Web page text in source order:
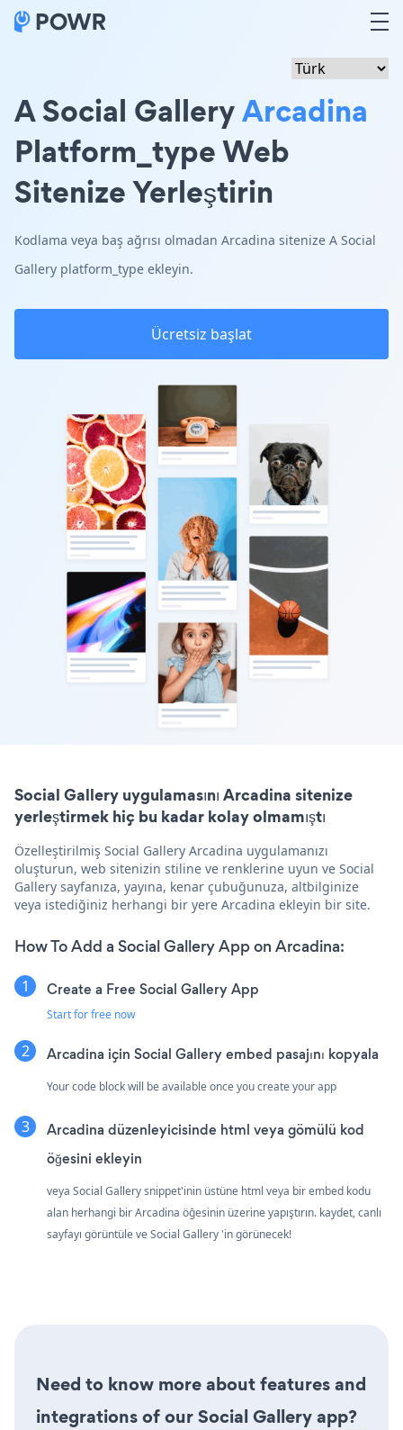
A Social GalleryArcadina
Platform_type Web
Sitenize Yerleştirin
Kodlama veya baş ağrısı olmadan Arcadina sitenize A Social
Gallery platform_type ekleyin.
Ücretsiz başlat
Social Gallery uygulamasını Arcadina sitenize
yerleştirmek hiç bu kadar kolay olmamıştı
Özelleştirilmiş Social Gallery Arcadina uygulamanızı
oluşturun, web sitenizin stiline ve renklerine uyun ve Social
Gallery sayfanıza, yayına, kenar çubuğunuza, altbilginize
veya istediğiniz herhangi bir yere Arcadina ekleyin bir site.
How To Add a Social Gallery App on Arcadina:
Create a Free Social Gallery App
Start for free now
Arcadina için Social Gallery embed pasajını kopyala
Your code block will be available once you create your app
Arcadina düzenleyicisinde html veya gömülü kod
öğesini ekleyin
veya Social Gallery snippet'inin üstüne html veya bir embed kodu
alan herhangi bir Arcadina öğesinin üzerine yapıştırın. kaydet, canlı
sayfayı görüntüle ve Social Gallery 'in görünecek!
Need to know more about features and
integrations of our Social Gallery app?